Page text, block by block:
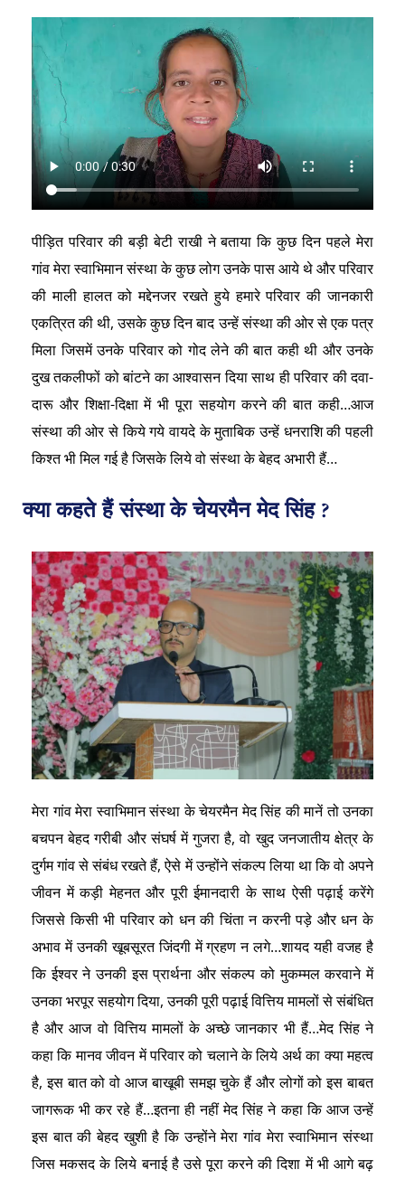
पीड़ित परिवार की बड़ी बेटी राखी ने बताया कि कुछ दिन पहले मेरा
गांव मेरा स्वाभिमान संस्था के कुछ लोग उनके पास आये थे और परिवार
की माली हालत को मद्देनजर रखते हुये हमारे परिवार की जानकारी
एकत्रित की थी, उसके कुछ दिन बाद उन्हें संस्था की ओर से एक पत्र
मिला जिसमें उनके परिवार को गोद लेने की बात कही थी और उनके
दुख तकलीफों को बांटने का आश्वासन दिया साथ ही परिवार की दवा-
दारू और शिक्षा-दिक्षा में भी पूरा सहयोग करने की बात कही…आज
संस्था की ओर से किये गये वायदे के मुताबिक उन्हें धनराशि की पहली
किश्त भी मिल गई है जिसके लिये वो संस्था के बेहद अभारी हैं…
क्या कहते हैं संस्था के चेयरमैन मेद सिंह ?
मेरा गांव मेरा स्वाभिमान संस्था के चेयरमैन मेद सिंह की मानें तो उनका
बचपन बेहद गरीबी और संघर्ष में गुजरा है, वो खुद जनजातीय क्षेत्र के
दुर्गम गांव से संबंध रखते हैं, ऐसे में उन्होंने संकल्प लिया था कि वो अपने
जीवन में कड़ी मेहनत और पूरी ईमानदारी के साथ ऐसी पढ़ाई करेंगे
जिससे किसी भी परिवार को धन की चिंता न करनी पड़े और धन के
अभाव में उनकी खूबसूरत जिंदगी में ग्रहण न लगे…शायद यही वजह है
कि ईश्वर ने उनकी इस प्रार्थना और संकल्प को मुकम्मल करवाने में
उनका भरपूर सहयोग दिया, उनकी पूरी पढ़ाई वित्तिय मामलों से संबंधित
है और आज वो वित्तिय मामलों के अच्छे जानकार भी हैं…मेद सिंह ने
कहा कि मानव जीवन में परिवार को चलाने के लिये अर्थ का क्या महत्व
है, इस बात को वो आज बाखूबी समझ चुके हैं और लोगों को इस बाबत
जागरूक भी कर रहे हैं…इतना ही नहीं मेद सिंह ने कहा कि आज उन्हें
इस बात की बेहद खुशी है कि उन्होंने मेरा गांव मेरा स्वाभिमान संस्था
जिस मकसद के लिये बनाई है उसे पूरा करने की दिशा में भी आगे बढ़